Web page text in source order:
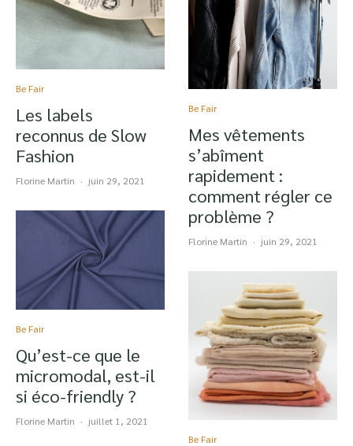
Be Fair
Les labels
reconnus de Slow
Fashion
Florine Martin · juin 29, 2021
Be Fair
Qu’est-ce que le
micromodal, est-il
si éco-friendly ?
Florine Martin · juillet 1, 2021
Be Fair
Mes vêtements
s’abîment
rapidement :
comment régler ce
problème ?
Florine Martin · juin 29, 2021
Be Fair